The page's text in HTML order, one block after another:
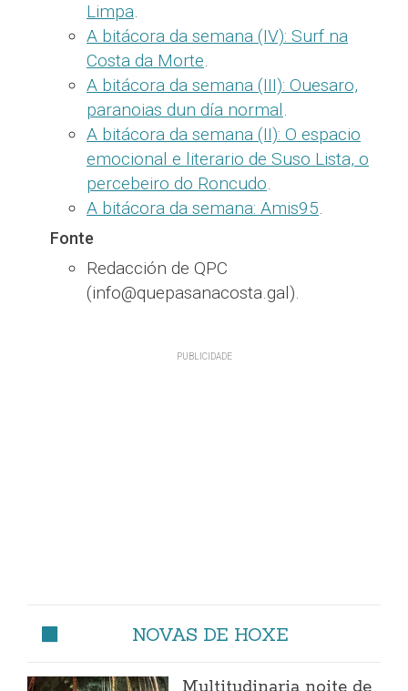
Limpa.
A bitácora da semana (IV): Surf na
Costa da Morte.
A bitácora da semana (III): Ouesaro,
paranoias dun día normal.
A bitácora da semana (II): O espacio
emocional e literario de Suso Lista, o
percebeiro do Roncudo.
A bitácora da semana: Amis95.
Fonte
Redacción de QPC
(info@quepasanacosta.gal).
NOVAS DE HOXE